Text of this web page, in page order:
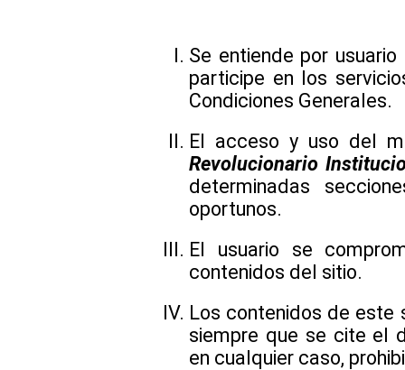
Se entiende por
participe en los
Condiciones Generales.
El acceso y uso del
Revolucionario
determinadas
oportunos.
El usuario se
contenidos del sitio.
Los contenidos de este
siempre que se cite el
en cualquier caso,